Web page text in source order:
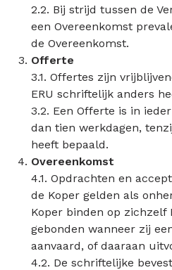
2.2. Bij strijd tussen de
een Overeenkomst
de Overeenkomst.
Offerte
3.1. Offertes zijn
ERU schriftelijk anders
3.2. Een Offerte is in
dan tien werkdagen,
heeft bepaald.
Overeenkomst
4.1. Opdrachten en
de Koper gelden als
Koper binden op zichzelf
gebonden wanneer zij
aanvaard, of daaraan
4.2. De schriftelijke